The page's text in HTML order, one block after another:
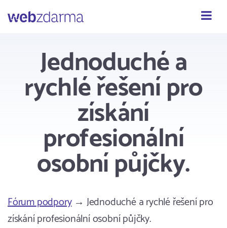
Webzdarma
Jednoduché a
rychlé řešení pro
získání
profesionální
osobní půjčky.
Fórum podpory→ Jednoduché a rychlé řešení pro
získání profesionální osobní půjčky.